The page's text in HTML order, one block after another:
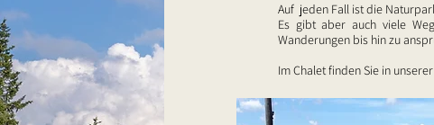
Auf jeden Fall ist die
Es gibt aber auch viele
Wanderungen bis hin zu
Im Chalet finden Sie in